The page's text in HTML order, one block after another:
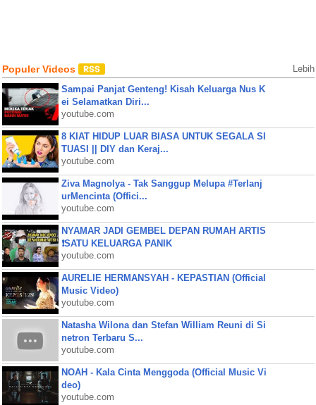
Populer Videos Lebih
Sampai Panjat Genteng! Kisah Keluarga Nus K
ei Selamatkan Diri...
youtube.com
8 KIAT HIDUP LUAR BIASA UNTUK SEGALA SI
TUASI || DIY dan Keraj...
youtube.com
Ziva Magnolya - Tak Sanggup Melupa #Terlanj
urMencinta (Offici...
youtube.com
NYAMAR JADI GEMBEL DEPAN RUMAH ARTIS
❗SATU KELUARGA PANIK
youtube.com
AURELIE HERMANSYAH - KEPASTIAN (Official
Music Video)
youtube.com
Natasha Wilona dan Stefan William Reuni di Si
netron Terbaru S...
youtube.com
NOAH - Kala Cinta Menggoda (Official Music Vi
deo)
youtube.com